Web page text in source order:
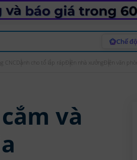
Chế
CNC Dành cho tổ lắp ráp Điện nhà xưởngĐiện văn
và